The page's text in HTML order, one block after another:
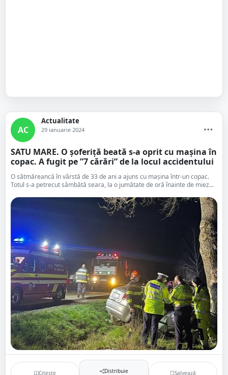
AC
Actualitate
29 ianuarie 2024
SATU MARE. O șoferiță beată s-a oprit cu mașina în
copac. A fugit pe ”7 cărări” de la locul accidentului
O sătmăreancă în vârstă de 33 de ani a ajuns cu mașina într-un copac.
Totul s-a petrecut sâmbătă seara, la o jumătate de oră înainte de miez...
Citește Distribuie Salvează